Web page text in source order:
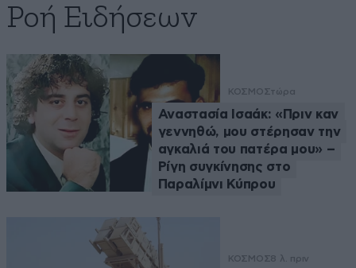
Ροή Ειδήσεων
ΚΟΣΜΟΣτώρα
Αναστασία Ισαάκ: «Πριν καν
γεννηθώ, μου στέρησαν την
αγκαλιά του πατέρα μου» –
Ρίγη συγκίνησης στο
Παραλίμνι Κύπρου
ΚΟΣΜΟΣ8 λ. πριν